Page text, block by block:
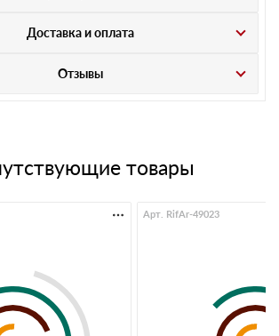
Доставка и оплата
Отзывы
товары
Арт. RifAr-49023